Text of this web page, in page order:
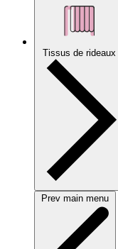
Tissus de rideaux
Prev main menu